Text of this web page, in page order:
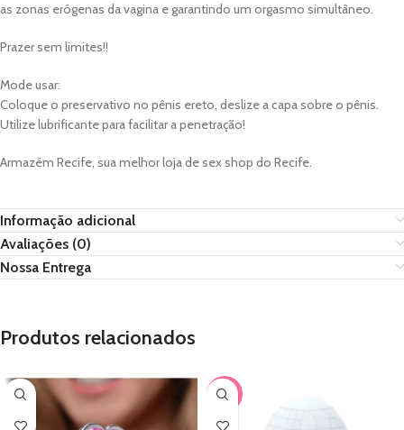
as zonas erógenas da vagina e garantindo um orgasmo simultâneo.
Prazer sem limites!!
Mode usar:
Coloque o preservativo no pênis ereto, deslize a capa sobre o pênis.
Utilize lubrificante para facilitar a penetração!
Armazém Recife, sua melhor loja de sex shop do Recife.
Informação adicional
Avaliações (0)
Nossa Entrega
Produtos relacionados
-33%